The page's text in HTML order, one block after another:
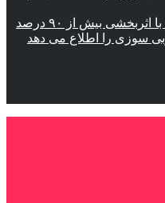
بیش از ۹۰ درصد
سوزی را اطلاع می دهد